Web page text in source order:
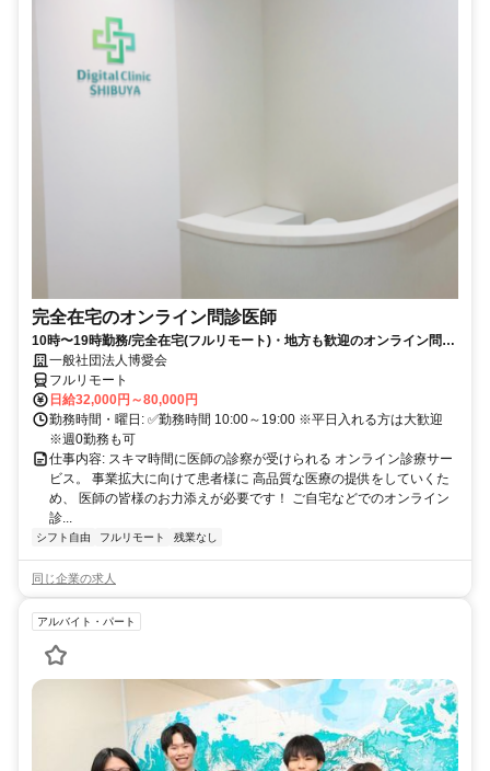
完全在宅のオンライン問診医師
10時〜19時勤務/完全在宅(フルリモート)・地方も歓迎のオンライン問診
業務一般社団法人博愛会
フルリモート
日給32,000円～80,000円
勤務時間・曜日: ✅勤務時間 10:00～19:00 ※平日入れる方は大歓迎
※週0勤務も可
仕事内容: スキマ時間に医師の診察が受けられる オンライン診療サー
ビス。 事業拡大に向けて患者様に 高品質な医療の提供をしていくた
め、 医師の皆様のお力添えが必要です！ ご自宅などでのオンライン
診...
シフト自由 フルリモート 残業なし
同じ企業の求人
アルバイト・パート